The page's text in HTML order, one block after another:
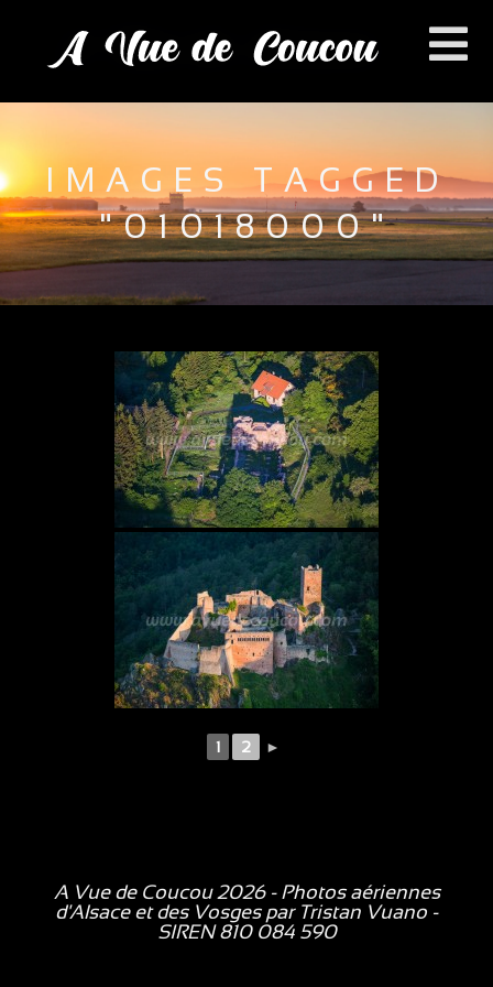
IMAGES TAGGED
"01018000"
1 2 ►
A Vue de Coucou 2026 - Photos aériennes
d'Alsace et des Vosges par Tristan Vuano -
SIREN 810 084 590